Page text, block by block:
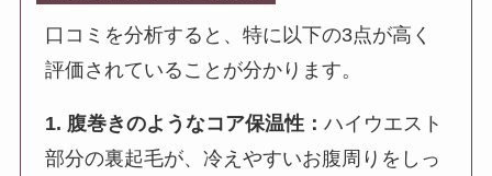
口コミを分析すると、特に以下の3点が高く
評価されていることが分かります。
1. 腹巻きのようなコア保温性：ハイウエスト
部分の裏起毛が、冷えやすいお腹周りをしっ